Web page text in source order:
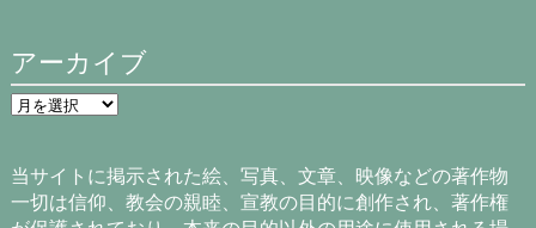
アーカイブ
ア
ー
ブ
当サイトに掲示された絵、写真、文章、映像などの著作物
一切は信仰、教会の親睦、宣教の目的に創作され、著作権